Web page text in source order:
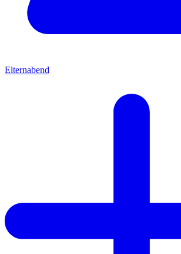
Elternabend